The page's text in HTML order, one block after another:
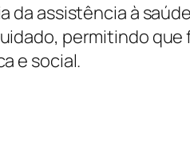
da assistência à
permitindo
e social.